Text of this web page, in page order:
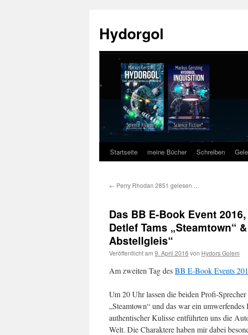
springen
Hydorgol
Startseite meine Bücher Schreiben
← Perry Rhodan 2851 gelesen …
Das BB E-Book Event
Detlef Tams „Steamtown“
Abstellgleis“
Veröffentlicht am 9. April 2016 von Hydors Golem
Am zweiten Tag desBB E-Book Events
Um 20 Uhr lassen die beiden Profi-Sprecher
„Steamtown“ und das war ein
authentischer Kulisse entführten uns die
Welt. Die Charaktere haben mir dabei